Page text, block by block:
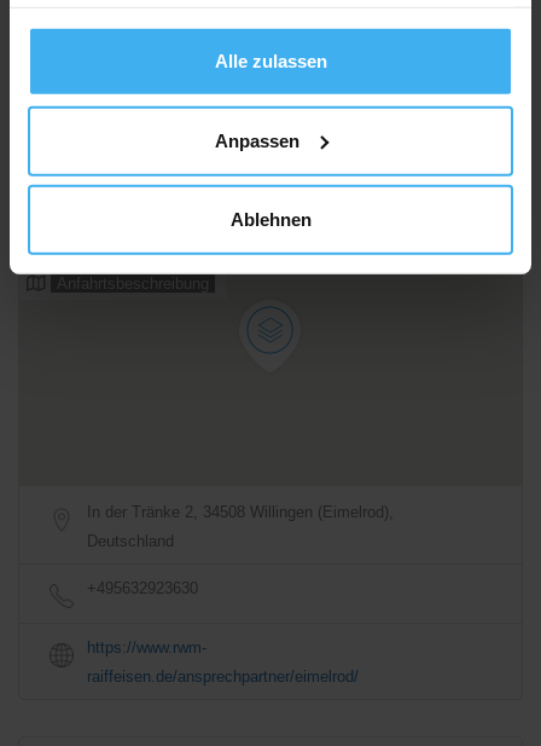
gesammelt haben.
Alle zulassen
Anpassen
Ablehnen
Anfahrtsbeschreibung
In der Tränke 2, 34508 Willingen (Eimelrod),
Deutschland
+495632923630
https://www.rwm-
raiffeisen.de/ansprechpartner/eimelrod/